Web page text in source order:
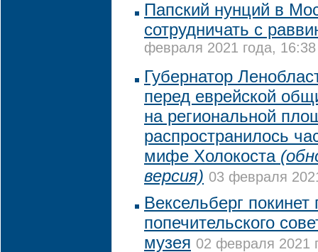
Папский нунций в
сотрудничать с
февраля 2021 года, 16:38
Губернатор
перед еврейской
на региональной
распространилось
мифе Холокоста
версия) 03 февраля
Вексельберг покинет
попечительского
музея 02 февраля 2021